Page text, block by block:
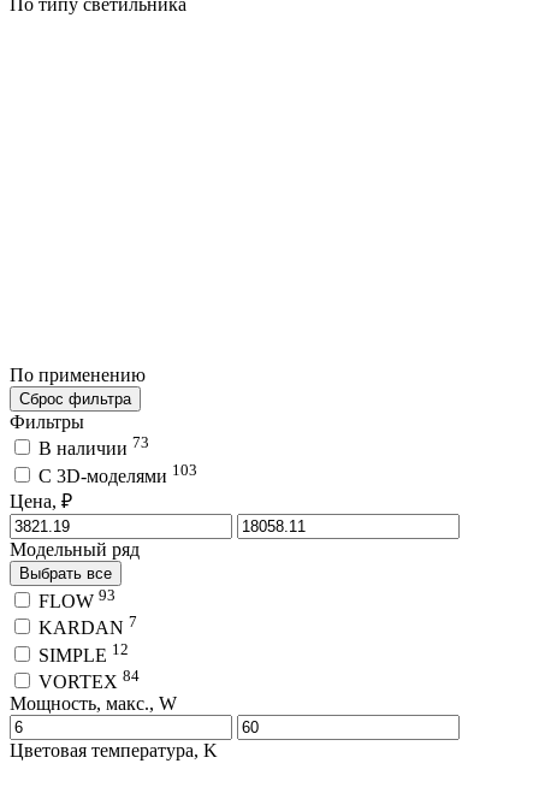
По применению
Сброс фильтра
Фильтры
В наличии 73
C 3D-моделями 103
Цена, ₽
Модельный ряд
Выбрать все
FLOW 93
KARDAN 7
SIMPLE 12
VORTEX 84
Мощность, макс., W
Цветовая температура, K